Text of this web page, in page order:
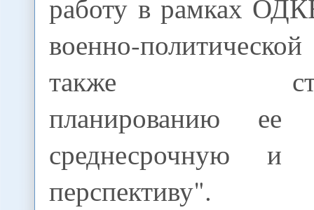
работу в рамках
военно-
также
планированию ее
среднесрочную и
перспективу".